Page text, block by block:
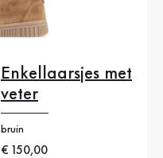
Enkellaarsjes met
veter
bruin
Nieuwe prijs
€ 150,00